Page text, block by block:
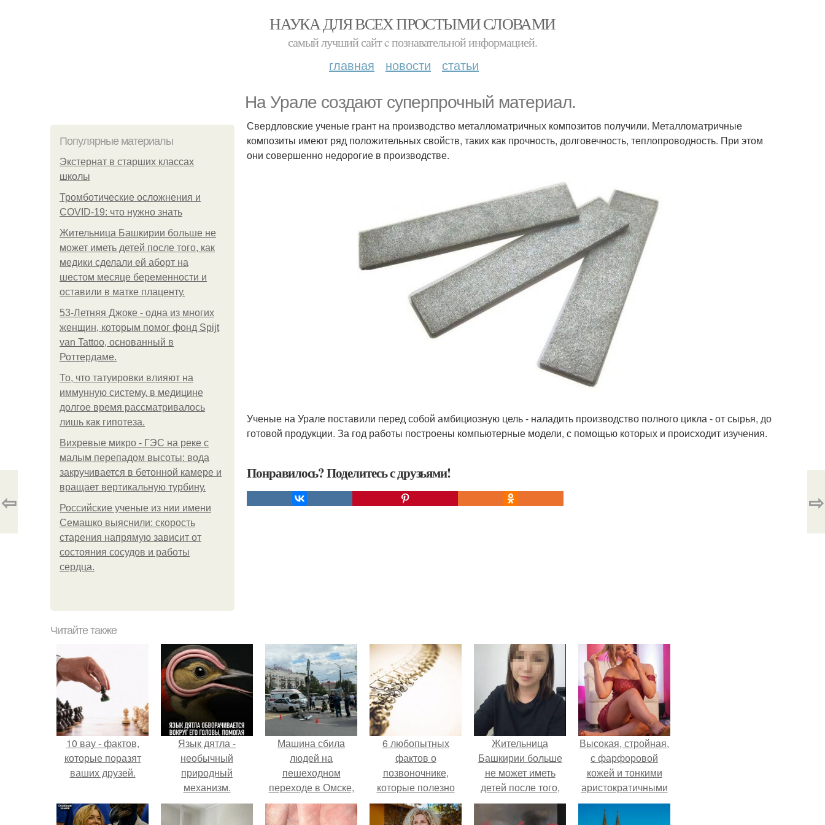
НАУКА ДЛЯ ВСЕХ ПРОСТЫМИ СЛОВАМИ
самый лучший сайт c познавательной информацией.
главная новости статьи
На Урале создают суперпрочный материал.
Популярные материалы
Экстернат в старших классах
школы
Тромботические осложнения и
COVID-19: что нужно знать
Жительница Башкирии больше не
может иметь детей после того, как
медики сделали ей аборт на
шестом месяце беременности и
оставили в матке плаценту.
53-Летняя Джоке - одна из многих
женщин, которым помог фонд Spijt
van Tattoo, основанный в
Роттердаме.
То, что татуировки влияют на
иммунную систему, в медицине
долгое время рассматривалось
лишь как гипотеза.
Вихревые микро - ГЭС на реке с
малым перепадом высоты: вода
закручивается в бетонной камере и
вращает вертикальную турбину.
Российские ученые из нии имени
Семашко выяснили: скорость
старения напрямую зависит от
состояния сосудов и работы
сердца.
Свердловские ученые грант на производство металломатричных композитов получили. Металломатричные
композиты имеют ряд положительных свойств, таких как прочность, долговечность, теплопроводность. При этом
они совершенно недорогие в производстве.
Ученые на Урале поставили перед собой амбициозную цель - наладить производство полного цикла - от сырья, до
готовой продукции. За год работы построены компьютерные модели, с помощью которых и происходит изучения.
Понравилось? Поделитесь с друзьями!
⇦ ⇨
Читайте также
10 вау - фактов,
которые поразят
ваших друзей.
Язык дятла -
необычный
природный
механизм.
Машина сбила
людей на
пешеходном
переходе в Омске,
пострадали 8
человек.
6 любопытных
фактов о
позвоночнике,
которые полезно
знать всем.
Жительница
Башкирии больше
не может иметь
детей после того,
как медики сделали
ей аборт на шестом
Высокая, стройная,
с фарфоровой
кожей и тонкими
аристократичными
чертами, эль
выглядит так, будто